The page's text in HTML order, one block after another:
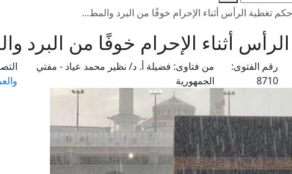
حكم تغطية الرأس أثناء الإحرام خوفًا من البرد والمط...
أثناء الإحرام خوفًا من البرد
رقم الفتوى:
8710
من فتاوى: فضيلة أ. د/ نظير محمد عياد - مفتي
الجمهورية